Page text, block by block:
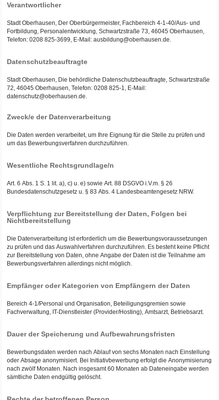
Verantwortlicher
Stadt Oberhausen, Der Oberbürgermeister, Fachbereich 4-1-40/Aus- und
Fortbildung, Personalentwicklung, Schwartzstraße 73, 46045 Oberhausen,
Telefon: 0208 825-3699, E-Mail: ausbildung@oberhausen.de.
Datenschutzbeauftragte
Stadt Oberhausen, Die behördliche Datenschutzbeauftragte, Schwartzstraße
72, 46045 Oberhausen, Telefon: 0208 825-1, E-Mail:
datenschutz@oberhausen.de.
Zweck/e der Datenverarbeitung
Die Daten werden verarbeitet, um Ihre Eignung für die Stelle zu prüfen und
um das Bewerbungsverfahren durchzuführen.
Wesentliche Rechtsgrundlage/n
Art. 6 Abs. 1 S. 1 lit. a), c) u. e) sowie Art. 88 DSGVO i.V.m. § 26
Bundesdatenschutzgesetz u. § 83 Abs. 4 Landesbeamtengesetz NRW.
Verpflichtung zur Bereitstellung der Daten, Folgen bei
Nichtbereitstellung
Die Datenverarbeitung ist erforderlich um die Bewerbungsvoraussetzungen
zu prüfen und das Auswahlverfahren durchzuführen. Es besteht keine Pflicht
zur Bereitstellung von Daten, ohne Angabe der Daten ist die Teilnahme am
Bewerbungsverfahren allerdings nicht möglich.
Empfänger oder Kategorien von Empfängern der Daten
Bereich 4-1/Personal und Organisation, Beteiligungsgremien sowie
Fachverwaltung, IT-Dienstleister (Provider/Hosting), Amtsarzt, Betriebsarzt.
Dauer der Speicherung und Aufbewahrungsfristen
Bewerbungsdaten werden nach Ablauf von sechs Monaten nach Einstellung
oder Absage anonymisiert. Bei Initiativbewerbung erfolgt die Anonymisierung
nach zwölf Monaten. Nach insgesamt 60 Monaten ab Dateneingabe werden
sämtliche Daten endgültig gelöscht.